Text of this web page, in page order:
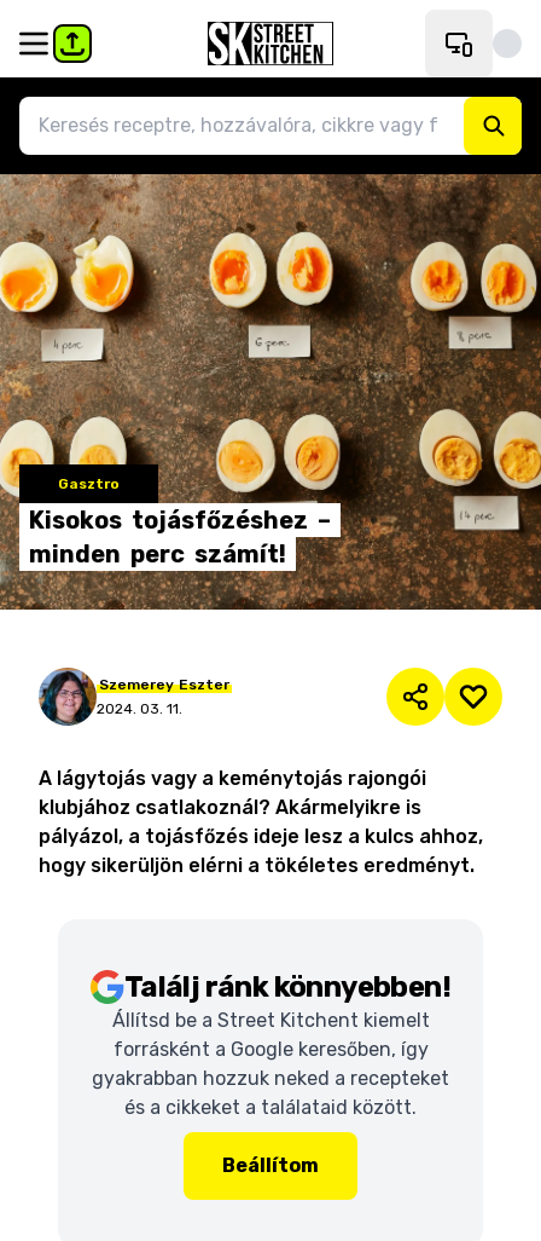
Gasztro
Kisokos tojásfőzéshez –
minden perc számít!
Szemerey Eszter
2024. 03. 11.
A lágytojás vagy a keménytojás rajongói
klubjához csatlakoznál? Akármelyikre is
pályázol, a tojásfőzés ideje lesz a kulcs ahhoz,
hogy sikerüljön elérni a tökéletes eredményt.
Találj ránk könnyebben!
Állítsd be a Street Kitchent kiemelt
forrásként a Google keresőben, így
gyakrabban hozzuk neked a recepteket
és a cikkeket a találataid között.
Beállítom